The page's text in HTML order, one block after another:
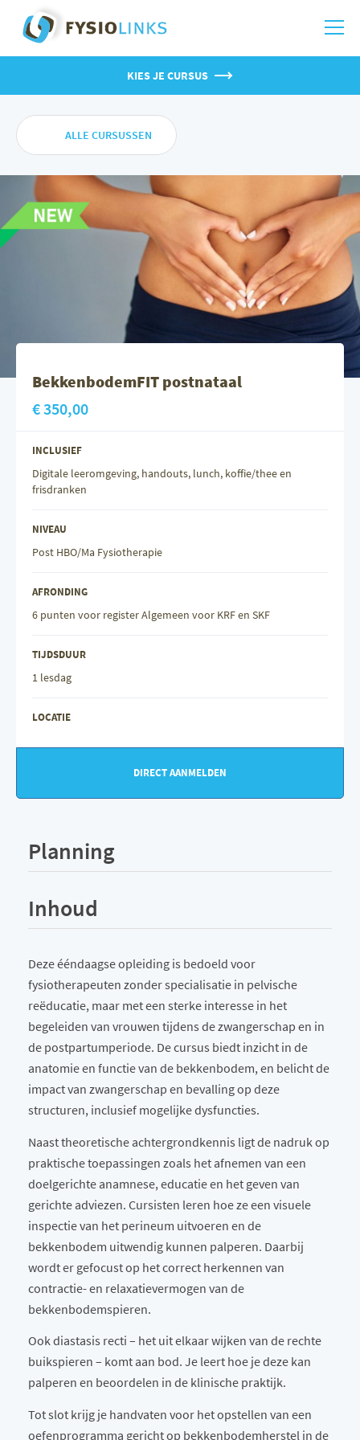
KIES JE CURSUS
ALLE CURSUSSEN
BekkenbodemFIT postnataal
€ 350,00
INCLUSIEF
Digitale leeromgeving, handouts, lunch, koffie/thee en
frisdranken
NIVEAU
Post HBO/Ma Fysiotherapie
AFRONDING
6 punten voor register Algemeen voor KRF en SKF
TIJDSDUUR
1 lesdag
LOCATIE
DIRECT AANMELDEN
Planning
Inhoud
Deze ééndaagse opleiding is bedoeld voor
fysiotherapeuten zonder specialisatie in pelvische
reëducatie, maar met een sterke interesse in het
begeleiden van vrouwen tijdens de zwangerschap en in
de postpartumperiode. De cursus biedt inzicht in de
anatomie en functie van de bekkenbodem, en belicht de
impact van zwangerschap en bevalling op deze
structuren, inclusief mogelijke dysfuncties.
Naast theoretische achtergrondkennis ligt de nadruk op
praktische toepassingen zoals het afnemen van een
doelgerichte anamnese, educatie en het geven van
gerichte adviezen. Cursisten leren hoe ze een visuele
inspectie van het perineum uitvoeren en de
bekkenbodem uitwendig kunnen palperen. Daarbij
wordt er gefocust op het correct herkennen van
contractie- en relaxatievermogen van de
bekkenbodemspieren.
Ook diastasis recti – het uit elkaar wijken van de rechte
buikspieren – komt aan bod. Je leert hoe je deze kan
palperen en beoordelen in de klinische praktijk.
Tot slot krijg je handvaten voor het opstellen van een
oefenprogramma gericht op bekkenbodemherstel in de